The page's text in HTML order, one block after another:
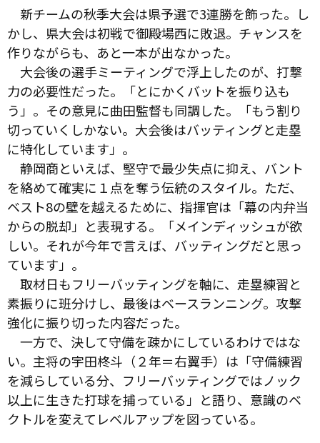
新チームの秋季大会は県予選で3連勝を飾った。し
かし、県大会は初戦で御殿場西に敗退。チャンスを
作りながらも、あと一本が出なかった。
大会後の選手ミーティングで浮上したのが、打撃
力の必要性だった。「とにかくバットを振り込も
う」。その意見に曲田監督も同調した。「もう割り
切っていくしかない。大会後はバッティングと走塁
に特化しています」。
静岡商といえば、堅守で最少失点に抑え、バント
を絡めて確実に１点を奪う伝統のスタイル。ただ、
ベスト8の壁を越えるために、指揮官は「幕の内弁当
からの脱却」と表現する。「メインディッシュが欲
しい。それが今年で言えば、バッティングだと思っ
ています」。
取材日もフリーバッティングを軸に、走塁練習と
素振りに班分けし、最後はベースランニング。攻撃
強化に振り切った内容だった。
一方で、決して守備を疎かにしているわけではな
い。主将の宇田柊斗（２年＝右翼手）は「守備練習
を減らしている分、フリーバッティングではノック
以上に生きた打球を捕っている」と語り、意識のベ
クトルを変えてレベルアップを図っている。